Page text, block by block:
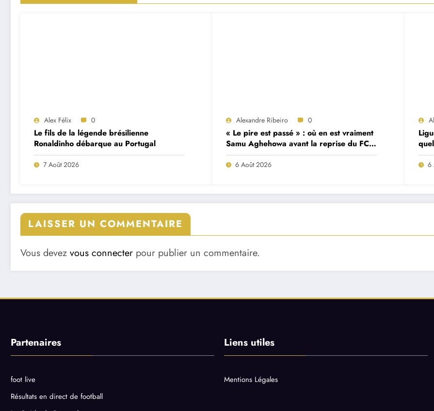
Alex Félix 0
Le fils de la légende brésilienne
Ronaldinho débarque au Portugal
7 Août 2026
Alexandre Ribeiro 0
« Le pire est passé » : où en est vraiment
Samu Aghehowa avant la reprise du FC
Porto ?
6 Août 2026 6
LAISSER UN COMMENTAIRE
Vous devez vous connecter pour publier un commentaire.
Partenaires
foot live
Résultats en direct de football
Liens utiles
Mentions Légales